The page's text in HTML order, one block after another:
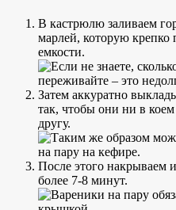
В кастрюлю заливаем
марлей, которую
емкости.
Затем аккуратно
так, чтобы они ни в коем
другу.
После этого накрываем
более 7-8 минут.